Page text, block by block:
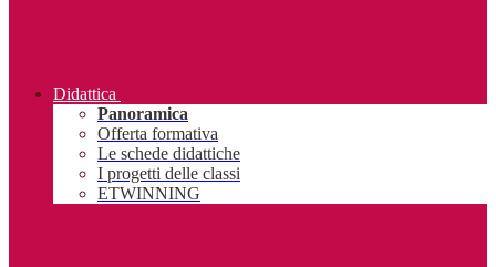
Didattica
Panoramica
Offerta formativa
Le schede didattiche
I progetti delle classi
ETWINNING